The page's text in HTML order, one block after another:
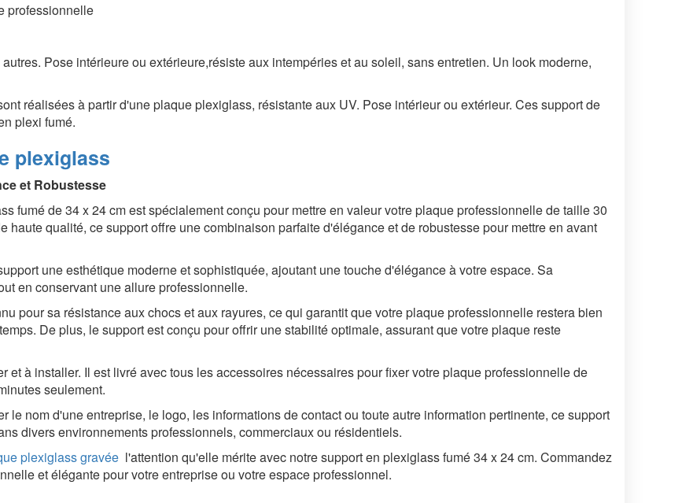
professionnelle
Pose intérieure ou extérieure,résiste aux intempéries et au soleil, sans entretien. Un look moderne,
réalisées à partir d'une plaque plexiglass, résistante aux UV. Pose intérieur ou extérieur. Ces support de
plexi fumé.
plexiglass
et Robustesse
fumé de 34 x 24 cm est spécialement conçu pour mettre en valeur votre plaque professionnelle de taille 30
haute qualité, ce support offre une combinaison parfaite d'élégance et de robustesse pour mettre en avant
une esthétique moderne et sophistiquée, ajoutant une touche d'élégance à votre espace. Sa
en conservant une allure professionnelle.
pour sa résistance aux chocs et aux rayures, ce qui garantit que votre plaque professionnelle restera bien
De plus, le support est conçu pour offrir une stabilité optimale, assurant que votre plaque reste
et à installer. Il est livré avec tous les accessoires nécessaires pour fixer votre plaque professionnelle de
seulement.
le nom d'une entreprise, le logo, les informations de contact ou toute autre information pertinente, ce support
divers environnements professionnels, commerciaux ou résidentiels.
plexiglass gravée l'attention qu'elle mérite avec notre support en plexiglass fumé 34 x 24 cm. Commandez
et élégante pour votre entreprise ou votre espace professionnel.